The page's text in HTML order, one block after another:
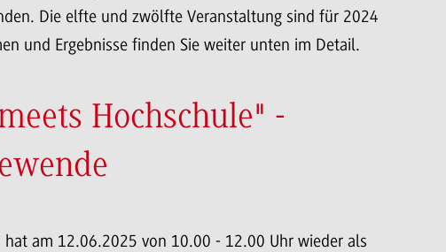
Die elfte und zwölfte Veranstaltung sind für 2024
und Ergebnisse finden Sie weiter unten im Detail.
Hochschule" -
am 12.06.2025 von 10.00 - 12.00 Uhr wieder als